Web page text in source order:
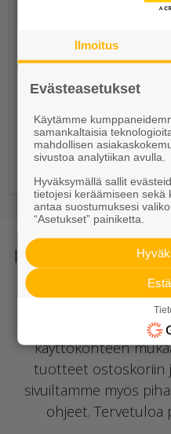
Muurikko
Ihana piha -
Pihan
sopivat ideat.
käyttökohteen
tuotteet ostoskoriin
sivuiltamme myös
ohjeet. Tervetuloa
Ilmoitus
Evästeasetukset
Käytämme
samankaltaisia
mahdollisen
sivustoa analytiikan avulla.
Hyväksymällä sallit
tietojesi keräämiseen sekä
antaa suostumuksesi
“Asetukset” painiketta.